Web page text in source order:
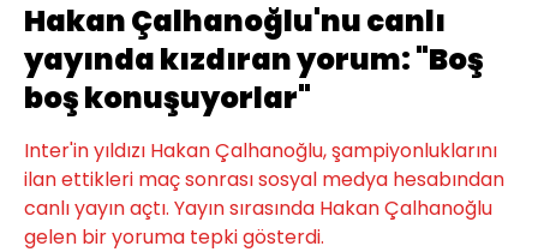
Hakan Çalhanoğlu'nu canlı
yayında kızdıran yorum: "Boş
boş konuşuyorlar"
Inter'in yıldızı Hakan Çalhanoğlu, şampiyonluklarını
ilan ettikleri maç sonrası sosyal medya hesabından
canlı yayın açtı. Yayın sırasında Hakan Çalhanoğlu
gelen bir yoruma tepki gösterdi.